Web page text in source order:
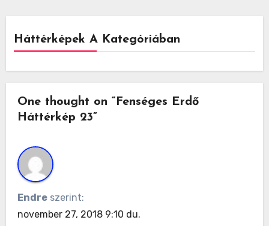
Háttérképek A Kategóriában
One thought on “Fenséges Erdő
Háttérkép 23”
Endre szerint:
november 27, 2018 9:10 du.